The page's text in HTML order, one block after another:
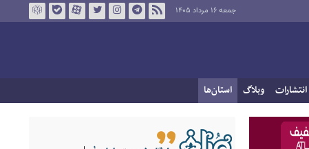
جمعه ۱۶ مرداد ۱۴۰۵
انتشارات وبلاگ استان‌ها